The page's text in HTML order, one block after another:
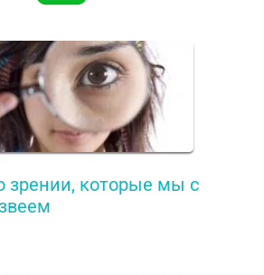
зрении, которые мы с